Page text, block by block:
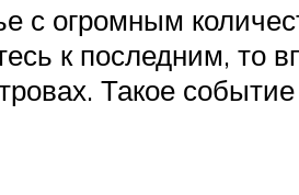
с огромным
к последним, то
Такое